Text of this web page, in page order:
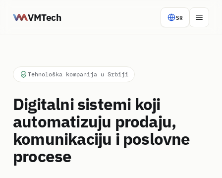
VMTech SR
Tehnološka kompanija u Srbiji
Digitalni sistemi koji
automatizuju prodaju,
komunikaciju i poslovne
procese